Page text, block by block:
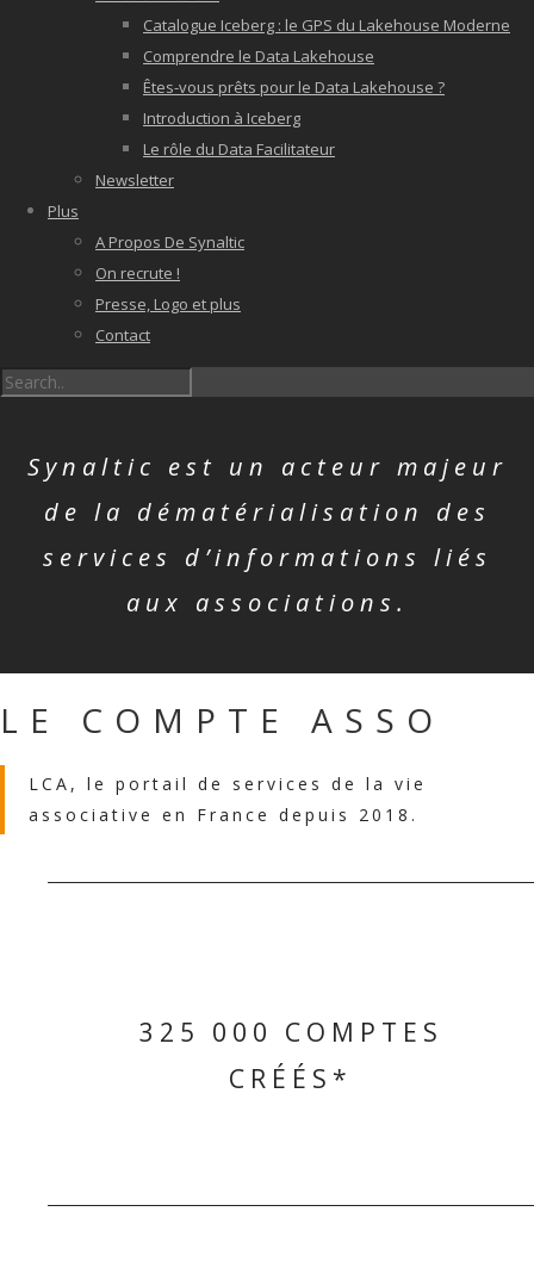
Catalogue Iceberg : le GPS du Lakehouse Moderne
Comprendre le Data Lakehouse
Êtes-vous prêts pour le Data Lakehouse ?
Introduction à Iceberg
Le rôle du Data Facilitateur
Newsletter
Plus
A Propos De Synaltic
On recrute !
Presse, Logo et plus
Contact
Synaltic est un acteur majeur
de la dématérialisation des
services d’informations liés
aux associations.
LE COMPTE ASSO
LCA, le portail de services de la vie
associative en France depuis 2018.
325 000 COMPTES
CRÉÉS*